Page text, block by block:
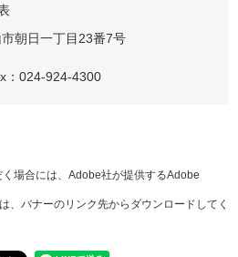
朝日一丁目23番7号
：024-924-4300
場合には、Adobe社が提供するAdobe
、バナーのリンク先からダウンロードしてく